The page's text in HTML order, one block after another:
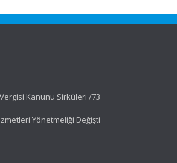
Kanunu Sirküleri /73
Yönetmeliği Değişti